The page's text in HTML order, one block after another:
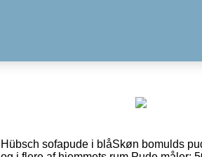
Hübsch sofapude i blåSkøn bomulds